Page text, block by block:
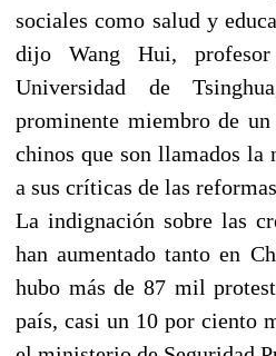
sociales como salud y
dijo Wang Hui,
Universidad de
prominente miembro de
chinos que son llamados la
a sus críticas de las
La indignación sobre las
han aumentado tanto en
hubo más de 87 mil
país, casi un 10 por ciento